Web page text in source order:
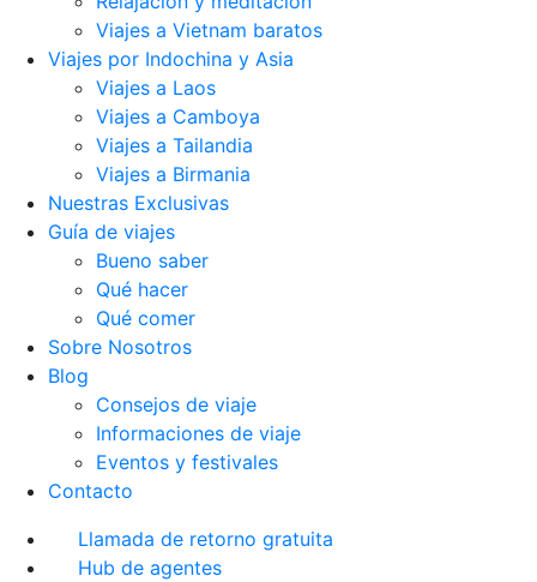
Viajes a Vietnam baratos
Viajes por Indochina y Asia
Viajes a Laos
Viajes a Camboya
Viajes a Tailandia
Viajes a Birmania
Nuestras Exclusivas
Guía de viajes
Bueno saber
Qué hacer
Qué comer
Sobre Nosotros
Blog
Consejos de viaje
Informaciones de viaje
Eventos y festivales
Contacto
Llamada de retorno gratuita
Hub de agentes